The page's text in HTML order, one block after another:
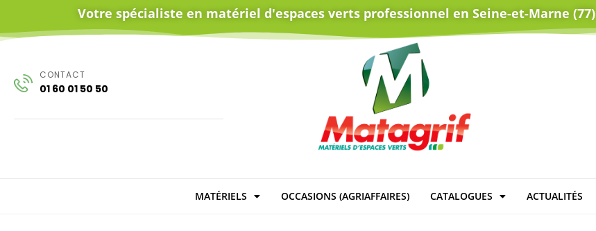
Votre spécialiste en matériel d'espaces verts professionnel en Seine-et-Marne (77)
CONTACT
01 60 01 50 50
MATÉRIELS OCCASIONS (AGRIAFFAIRES) CATALOGUES ACTUALITÉS